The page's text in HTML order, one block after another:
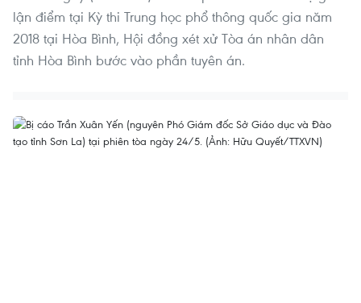
lận điểm tại Kỳ thi Trung học phổ thông quốc gia năm
2018 tại Hòa Bình, Hội đồng xét xử Tòa án nhân dân
tỉnh Hòa Bình bước vào phần tuyên án.